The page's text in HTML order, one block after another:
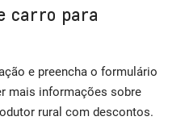
carro para
e preencha o formulário
mais informações sobre
rural com descontos.